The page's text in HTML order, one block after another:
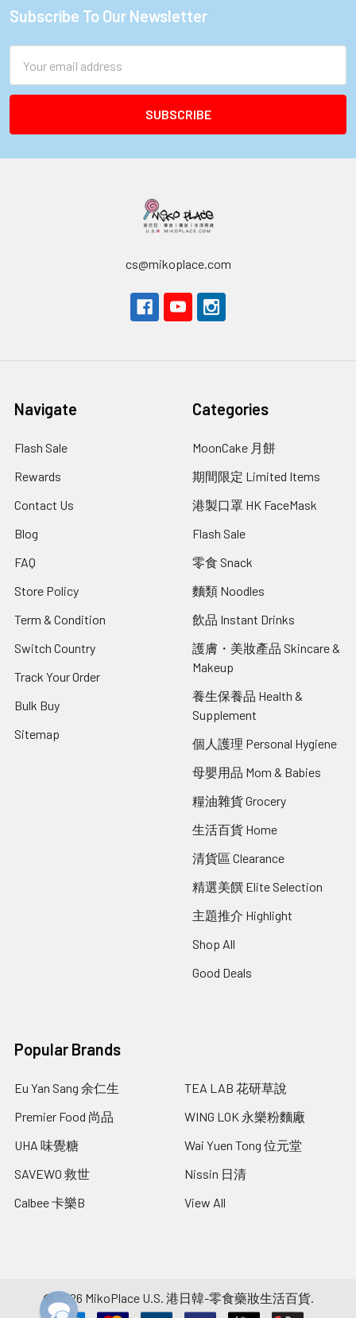
Footer
Subscribe To Our Newsletter
Address
cs@mikoplace.com
Navigate
Flash Sale
Rewards
Contact Us
Blog
FAQ
Store Policy
Term & Condition
Switch Country
Track Your Order
Bulk Buy
Sitemap
Categories
MoonCake 月餅
期間限定 Limited Items
港製口罩 HK FaceMask
Flash Sale
零食 Snack
麵類 Noodles
飲品 Instant Drinks
護膚・美妝產品 Skincare &
Makeup
養生保養品 Health &
Supplement
個人護理 Personal Hygiene
母嬰用品 Mom & Babies
糧油雜貨 Grocery
生活百貨 Home
清貨區 Clearance
精選美饌 Elite Selection
主題推介 Highlight
Shop All
Good Deals
Popular Brands
Eu Yan Sang 余仁生
Premier Food 尚品
UHA 味覺糖
SAVEWO 救世
Calbee 卡樂B
TEA LAB 花研草說
WING LOK 永樂粉麵廠
Wai Yuen Tong 位元堂
Nissin 日清
View All
© 2026 MikoPlace U.S. 港日韓-零食藥妝生活百貨.